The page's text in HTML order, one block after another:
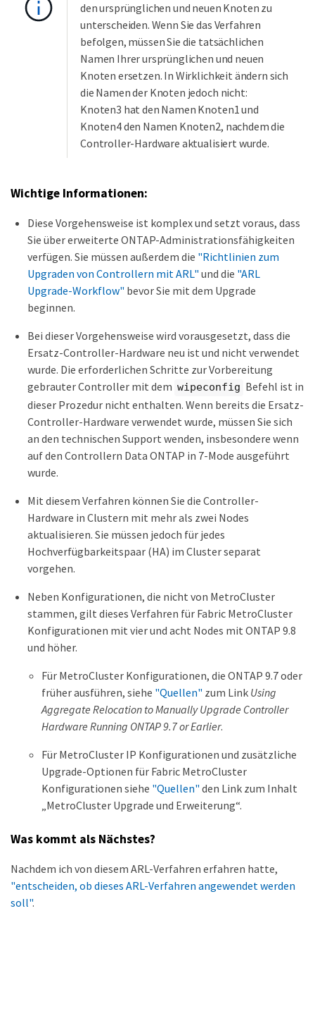
den ursprünglichen und neuen Knoten zu
unterscheiden. Wenn Sie das Verfahren
befolgen, müssen Sie die tatsächlichen
Namen Ihrer ursprünglichen und neuen
Knoten ersetzen. In Wirklichkeit ändern sich
die Namen der Knoten jedoch nicht:
Knoten3 hat den Namen Knoten1 und
Knoten4 den Namen Knoten2, nachdem die
Controller-Hardware aktualisiert wurde.
Wichtige Informationen:
Diese Vorgehensweise ist komplex und setzt voraus, dass
Sie über erweiterte ONTAP-Administrationsfähigkeiten
verfügen. Sie müssen außerdem die "Richtlinien zum
Upgraden von Controllern mit ARL" und die "ARL
Upgrade-Workflow" bevor Sie mit dem Upgrade
beginnen.
Bei dieser Vorgehensweise wird vorausgesetzt, dass die
Ersatz-Controller-Hardware neu ist und nicht verwendet
wurde. Die erforderlichen Schritte zur Vorbereitung
gebrauter Controller mit dem wipeconfig Befehl ist in
dieser Prozedur nicht enthalten. Wenn bereits die Ersatz-
Controller-Hardware verwendet wurde, müssen Sie sich
an den technischen Support wenden, insbesondere wenn
auf den Controllern Data ONTAP in 7-Mode ausgeführt
wurde.
Mit diesem Verfahren können Sie die Controller-
Hardware in Clustern mit mehr als zwei Nodes
aktualisieren. Sie müssen jedoch für jedes
Hochverfügbarkeitspaar (HA) im Cluster separat
vorgehen.
Neben Konfigurationen, die nicht von MetroCluster
stammen, gilt dieses Verfahren für Fabric MetroCluster
Konfigurationen mit vier und acht Nodes mit ONTAP 9.8
und höher.
Für MetroCluster Konfigurationen, die ONTAP 9.7 oder
früher ausführen, siehe "Quellen" zum Link Using
Aggregate Relocation to Manually Upgrade Controller
Hardware Running ONTAP 9.7 or Earlier.
Für MetroCluster IP Konfigurationen und zusätzliche
Upgrade-Optionen für Fabric MetroCluster
Konfigurationen siehe "Quellen" den Link zum Inhalt
„MetroCluster Upgrade und Erweiterung“.
Was kommt als Nächstes?
Nachdem ich von diesem ARL-Verfahren erfahren hatte,
"entscheiden, ob dieses ARL-Verfahren angewendet werden
soll".